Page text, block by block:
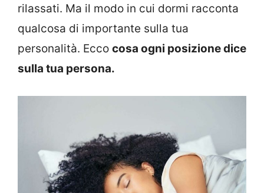
rilassati. Ma il modo in cui dormi racconta
qualcosa di importante sulla tua
personalità. Ecco cosa ogni posizione dice
sulla tua persona.